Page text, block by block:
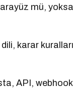
mü, yoksa
karar
API,